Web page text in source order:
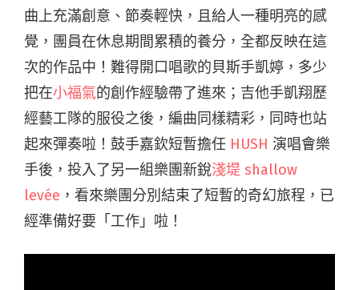
曲上充滿創意、節奏輕快，且給人一種明亮的感
覺，團員在休息期間累積的養分，全都反映在這
次的作品中！難得開口唱歌的貝斯手凱婷，多少
把在小福氣的創作經驗帶了進來；吉他手凱翔歷
經藝工隊的服役之後，編曲同樣精彩，同時也站
起來彈奏啦！鼓手嘉欽短暫擔任 HUSH 演唱會樂
手後，投入了另一組樂團新銳淺堤 shallow
levée ，看來樂團分別結束了短暫的奇幻旅程，已
經準備好要「工作」啦！